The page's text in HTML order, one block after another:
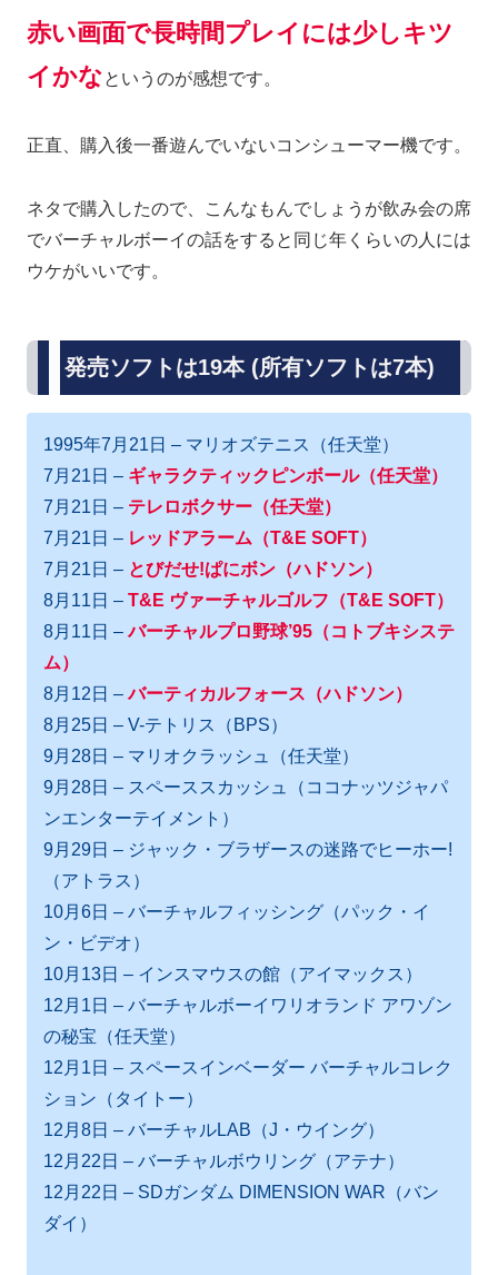
赤い画面で長時間プレイには少しキツ
イかなというのが感想です。
正直、購入後一番遊んでいないコンシューマー機です。
ネタで購入したので、こんなもんでしょうが飲み会の席
でバーチャルボーイの話をすると同じ年くらいの人には
ウケがいいです。
発売ソフトは19本 (所有ソフトは7本)
1995年7月21日 – マリオズテニス（任天堂）
7月21日 – ギャラクティックピンボール（任天堂）
7月21日 – テレロボクサー（任天堂）
7月21日 – レッドアラーム（T&E SOFT）
7月21日 – とびだせ!ぱにボン（ハドソン）
8月11日 – T&E ヴァーチャルゴルフ（T&E SOFT）
8月11日 –バーチャルプロ野球’95（コトブキシステ
ム）
8月12日 –バーティカルフォース（ハドソン）
8月25日 – V-テトリス（BPS）
9月28日 – マリオクラッシュ（任天堂）
9月28日 – スペーススカッシュ（ココナッツジャパ
ンエンターテイメント）
9月29日 – ジャック・ブラザースの迷路でヒーホー!
（アトラス）
10月6日 – バーチャルフィッシング（パック・イ
ン・ビデオ）
10月13日 – インスマウスの館（アイマックス）
12月1日 – バーチャルボーイワリオランド アワゾン
の秘宝（任天堂）
12月1日 – スペースインベーダー バーチャルコレク
ション（タイトー）
12月8日 – バーチャルLAB（J・ウイング）
12月22日 – バーチャルボウリング（アテナ）
12月22日 – SDガンダム DIMENSION WAR（バン
ダイ）